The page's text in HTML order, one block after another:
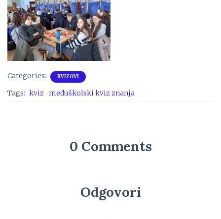
Categories: KVIZOVI
Tags: kviz međuškolski kviz znanja
0 Comments
Odgovori